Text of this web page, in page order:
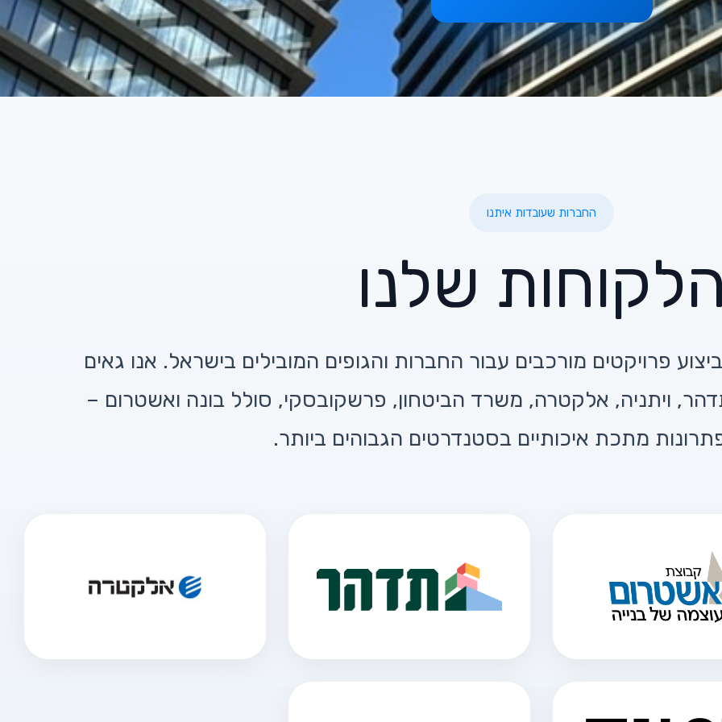
החברות שעובדות איתנו
שלנו
פרויקטים מורכבים עבור החברות והגופים המובילים בישראל. אנו גאים
ויתניה, אלקטרה, משרד הביטחון, פרשקובסקי, סולל בונה ואשטרום –
מתכת איכותיים בסטנדרטים הגבוהים ביותר.